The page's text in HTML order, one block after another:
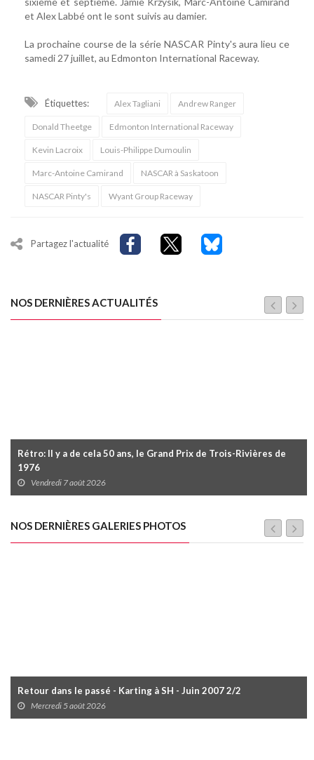
et Alex Labbé ont le sont suivis au damier.
La prochaine course de la série NASCAR Pinty's aura lieu ce
samedi 27 juillet, au Edmonton International Raceway.
Étiquettes: Alex Tagliani Andrew Ranger
Donald Theetge Edmonton International Raceway
Kevin Lacroix Louis-Philippe Dumoulin
Marc-Antoine Camirand NASCAR à Saskatoon
NASCAR Pinty's Wyant Group Raceway
Partagez l'actualité
NOS DERNIÈRES ACTUALITÉS
Rétro: Il y a de cela 50 ans, le Grand Prix de Trois-Rivières de
1976
Vendredi 7 août 2026
NOS DERNIÈRES GALERIES PHOTOS
Retour dans le passé - Karting à SH - Juin 2007 2/2
Mercredi 5 août 2026